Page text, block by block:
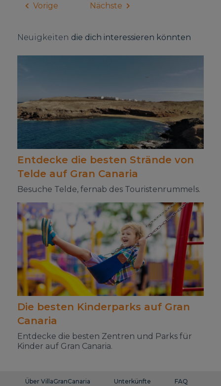
Vorige Nächste
Neuigkeiten die dich interessieren könnten
Entdecke die besten Strände von
Telde auf Gran Canaria
Besuche Telde, fernab des Touristenrummels.
Die besten Kinderparks auf Gran
Canaria
Entdecke die besten Zentren und Parks für
Kinder auf Gran Canaria.
Über VillaGranCanaria Unterkünfte FAQ